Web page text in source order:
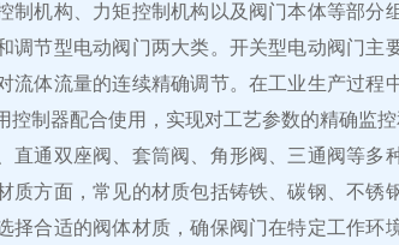
机构、力矩控制机构以及阀门本体等部分
节型电动阀门两大类。开关型电动阀门主
流体流量的连续精确调节。在工业生产过程
制器配合使用，实现对工艺参数的精确监控
直通双座阀、套筒阀、角形阀、三通阀等多
方面，常见的材质包括铸铁、碳钢、不锈
合适的阀体材质，确保阀门在特定工作环